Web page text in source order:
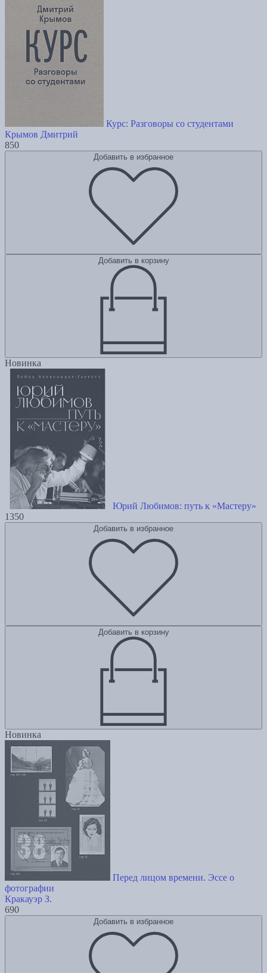
Курс: Разговоры со студентами
Крымов Дмитрий
850
Добавить в избранное
Добавить в корзину
Новинка
Юрий Любимов: путь к «Мастеру»
1350
Добавить в избранное
Добавить в корзину
Новинка
Перед лицом времени. Эссе о
фотографии
Кракауэр З.
690
Добавить в избранное